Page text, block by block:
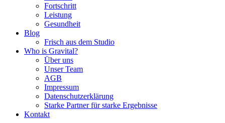
Fortschritt
Leistung
Gesundheit
Blog
Frisch aus dem Studio
Who is Gravital?
Über uns
Unser Team
AGB
Impressum
Datenschutzerklärung
Starke Partner für starke Ergebnisse
Kontakt